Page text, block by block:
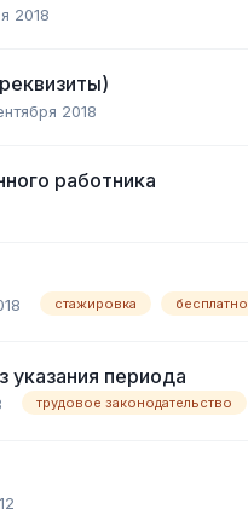
2018
2018
работника
стажировка бесплатно
указания периода
трудовое законодательство